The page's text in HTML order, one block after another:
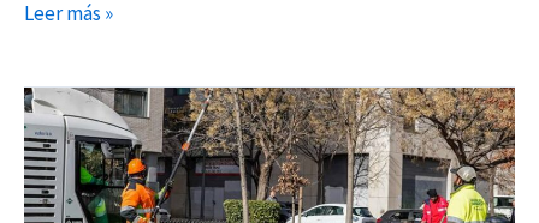
Leer más »
“Torrejón:
Cuida
sus
Barrios”